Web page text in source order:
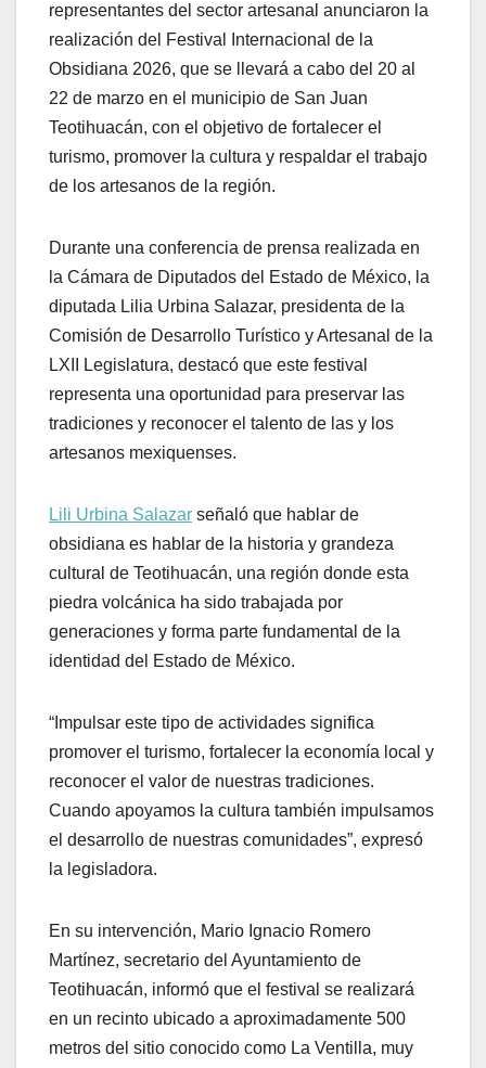
representantes del sector artesanal anunciaron la
realización del Festival Internacional de la
Obsidiana 2026, que se llevará a cabo del 20 al
22 de marzo en el municipio de San Juan
Teotihuacán, con el objetivo de fortalecer el
turismo, promover la cultura y respaldar el trabajo
de los artesanos de la región.
Durante una conferencia de prensa realizada en
la Cámara de Diputados del Estado de México, la
diputada Lilia Urbina Salazar, presidenta de la
Comisión de Desarrollo Turístico y Artesanal de la
LXII Legislatura, destacó que este festival
representa una oportunidad para preservar las
tradiciones y reconocer el talento de las y los
artesanos mexiquenses.
Lili Urbina Salazar señaló que hablar de
obsidiana es hablar de la historia y grandeza
cultural de Teotihuacán, una región donde esta
piedra volcánica ha sido trabajada por
generaciones y forma parte fundamental de la
identidad del Estado de México.
“Impulsar este tipo de actividades significa
promover el turismo, fortalecer la economía local y
reconocer el valor de nuestras tradiciones.
Cuando apoyamos la cultura también impulsamos
el desarrollo de nuestras comunidades”, expresó
la legisladora.
En su intervención, Mario Ignacio Romero
Martínez, secretario del Ayuntamiento de
Teotihuacán, informó que el festival se realizará
en un recinto ubicado a aproximadamente 500
metros del sitio conocido como La Ventilla, muy